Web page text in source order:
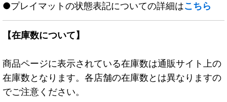
●プレイマットの状態表記についての詳細はこちら
【在庫数について】
商品ページに表示されている在庫数は通販サイト上の
在庫数となります。各店舗の在庫数とは異なりますの
でご注意ください。